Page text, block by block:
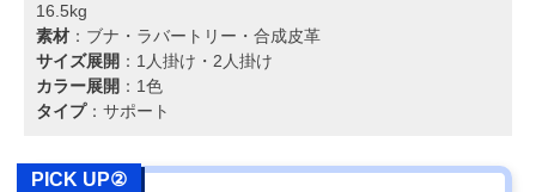
楽天市場で見る
ソファ 幅144cm
WC1002
ルスタイルを現代
ソファ 幅204cm
高いモデル
38.5cm、49kg
16.5kg
素材 ：ブナ・ラバートリー・合成皮革
サイズ展開 ：1人掛け・2人掛け
カラー展開 ：1色
タイプ：サポート
PICK UP②